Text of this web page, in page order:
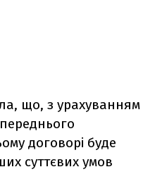
що, з урахуванням
договорі буде
суттєвих умов